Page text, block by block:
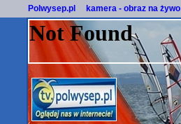
Polwysep.pl kamera - obraz na żywo